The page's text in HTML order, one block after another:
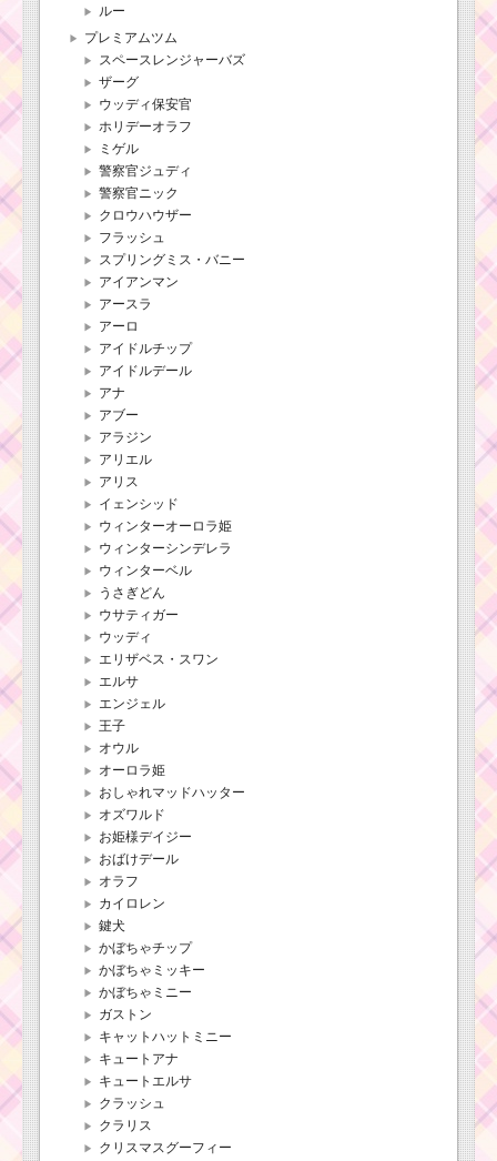
ルー
プレミアムツム
スペースレンジャーバズ
ザーグ
ウッディ保安官
ホリデーオラフ
ミゲル
警察官ジュディ
警察官ニック
クロウハウザー
フラッシュ
スプリングミス・バニー
アイアンマン
アースラ
アーロ
アイドルチップ
アイドルデール
アナ
アブー
アラジン
アリエル
アリス
イェンシッド
ウィンターオーロラ姫
ウィンターシンデレラ
ウィンターベル
うさぎどん
ウサティガー
ウッディ
エリザベス・スワン
エルサ
エンジェル
王子
オウル
オーロラ姫
おしゃれマッドハッター
オズワルド
お姫様デイジー
おばけデール
オラフ
カイロレン
鍵犬
かぼちゃチップ
かぼちゃミッキー
かぼちゃミニー
ガストン
キャットハットミニー
キュートアナ
キュートエルサ
クラッシュ
クラリス
クリスマスグーフィー